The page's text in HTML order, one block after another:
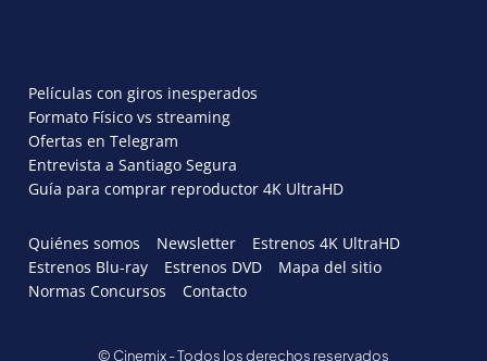
Películas con giros inesperados
Formato Físico vs streaming
Ofertas en Telegram
Entrevista a Santiago Segura
Guía para comprar reproductor 4K UltraHD
Quiénes somos Newsletter
Estrenos 4K UltraHD
Estrenos Blu-ray
Estrenos DVD
Mapa del sitio
Normas Concursos
Contacto
© Cinemix - Todos los derechos reservados